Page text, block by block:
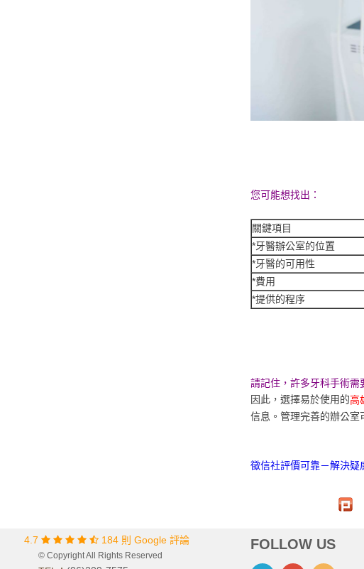
您可能想找出：
關鍵項目
*牙醫辦公室的位置
*牙醫的可用性
*費用
*提供的程序
請記住，許多牙科手術需
因此，選擇易於使用的高
信息。管理完善的辦公室
徵信社評價可靠－解決
4.7 184 則 Google 評論
© Copyright All Rights Reserved
FOLLOW US